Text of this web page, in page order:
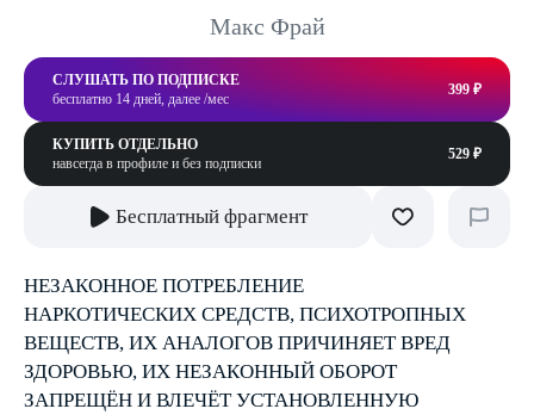
Макс Фрай
СЛУШАТЬ ПО ПОДПИСКЕ
бесплатно 14 дней, далее /мес
399 ₽
КУПИТЬ ОТДЕЛЬНО
навсегда в профиле и без подписки
529 ₽
Бесплатный фрагмент
НЕЗАКОННОЕ ПОТРЕБЛЕНИЕ
НАРКОТИЧЕСКИХ СРЕДСТВ, ПСИХОТРОПНЫХ
ВЕЩЕСТВ, ИХ АНАЛОГОВ ПРИЧИНЯЕТ ВРЕД
ЗДОРОВЬЮ, ИХ НЕЗАКОННЫЙ ОБОРОТ
ЗАПРЕЩЁН И ВЛЕЧЁТ УСТАНОВЛЕННУЮ